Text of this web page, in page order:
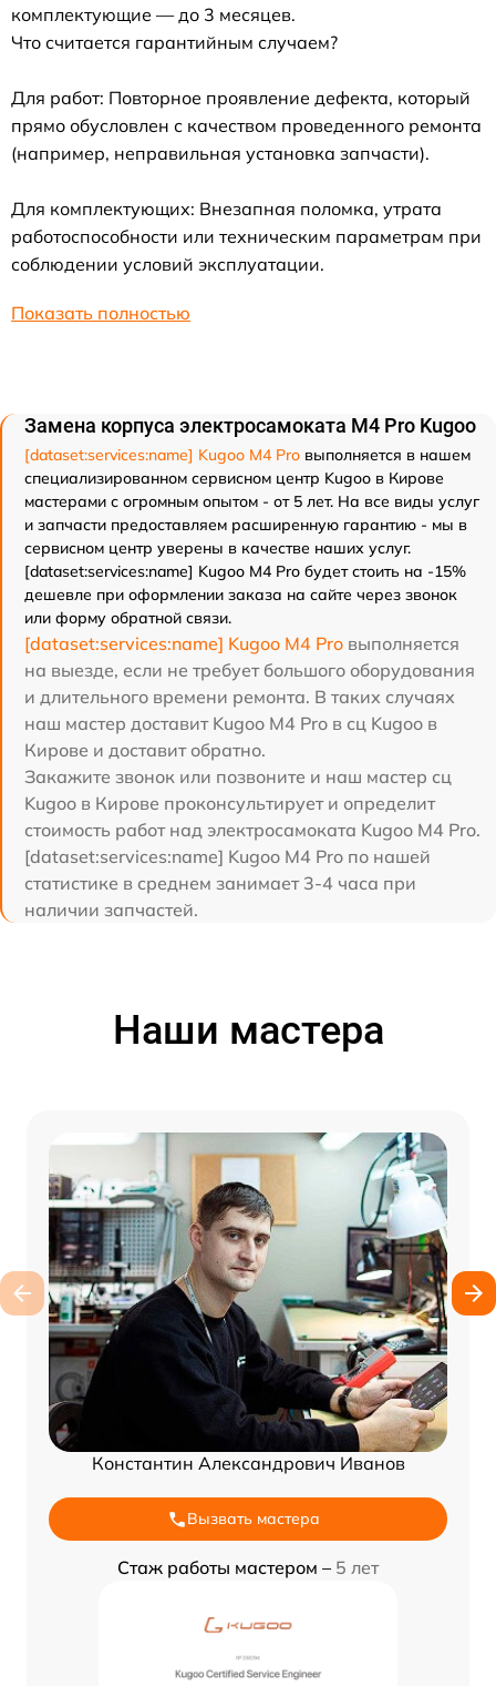
комплектующие — до 3 месяцев.
Что считается гарантийным случаем?
Для работ: Повторное проявление дефекта, который
прямо обусловлен с качеством проведенного ремонта
(например, неправильная установка запчасти).
Для комплектующих: Внезапная поломка, утрата
работоспособности или техническим параметрам при
соблюдении условий эксплуатации.
Показать полностью
Замена корпуса электросамоката M4 Pro Kugoo
[dataset:services:name] Kugoo M4 Pro выполняется в нашем
специализированном сервисном центр Kugoo в Кирове
мастерами с огромным опытом - от 5 лет. На все виды услуг
и запчасти предоставляем расширенную гарантию - мы в
сервисном центр уверены в качестве наших услуг.
[dataset:services:name] Kugoo M4 Pro будет стоить на -15%
дешевле при оформлении заказа на сайте через звонок
или форму обратной связи.
[dataset:services:name] Kugoo M4 Pro выполняется
на выезде, если не требует большого оборудования
и длительного времени ремонта. В таких случаях
наш мастер доставит Kugoo M4 Pro в сц Kugoo в
Кирове и доставит обратно.
Закажите звонок или позвоните и наш мастер сц
Kugoo в Кирове проконсультирует и определит
стоимость работ над электросамоката Kugoo M4 Pro.
[dataset:services:name] Kugoo M4 Pro по нашей
статистике в среднем занимает 3-4 часа при
наличии запчастей.
Наши мастера
Константин Александрович Иванов
Вызвать мастера
Стаж работы мастером – 5 лет